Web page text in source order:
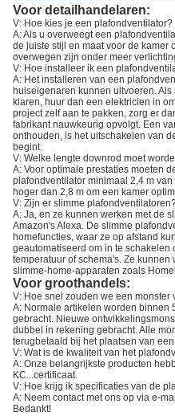
Voor detailhandelaren:
V: Hoe kies je een plafondventilator?
A: Als u overweegt een
de juiste stijl en maat voor de kamer
overwegen zijn onder meer
V: Hoe installeer ik een
A: Het installeren van een
huiseigenaren kunnen uitvoeren.
klaren, huur dan een elektricien in
project zelf aan te pakken, zorg er
fabrikant nauwkeurig opvolgt. Een
onthouden, is het uitschakelen van
begint.
V: Welke lengte downrod moet
A: Voor optimale prestaties moeten
plafondventilator minimaal 2,4 m
hoger dan 2,8 m om een kamer
V: Zijn er slimme
A: Ja, en ze kunnen werken met de
Amazon's Alexa. De slimme
homefuncties, waar ze op afstand
geautomatiseerd om in te schakelen
temperatuur of schema's. Ze
slimme-home-apparaten zoals
Voor groothandels:
V: Hoe snel zouden we een monster
A: Normale artikelen worden binnen
gebracht. Nieuwe
dubbel in rekening gebracht. Alle
terugbetaald bij het plaatsen van
V: Wat is de kwaliteit van het
A: Onze belangrijkste producten
KC...certificaat.
V: Hoe krijg ik specificaties van de
A: Neem contact met ons op via e-
Bedankt!